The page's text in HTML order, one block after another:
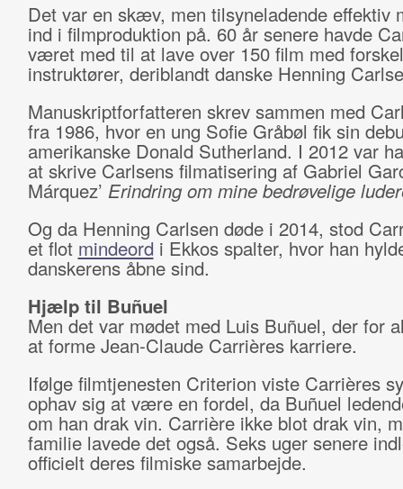
Det var en skæv, men tilsyneladende effektiv
ind i filmproduktion på. 60 år senere havde
været med til at lave over 150 film med
instruktører, deriblandt danske Henning
Manuskriptforfatteren skrev sammen med
fra 1986, hvor en ung Sofie Gråbøl fik sin
amerikanske Donald Sutherland. I 2012 var
at skrive Carlsens filmatisering af Gabriel
Márquez’ Erindring om mine bedrøvelige
Og da Henning Carlsen døde i 2014, stod
et flot mindeord i Ekkos spalter, hvor han
danskerens åbne sind.
Hjælp til Buñuel
Men det var mødet med Luis Buñuel, der for
at forme Jean-Claude Carrières karriere.
Ifølge filmtjenesten Criterion viste Carrières
ophav sig at være en fordel, da Buñuel
om han drak vin. Carrière ikke blot drak vin,
familie lavede det også. Seks uger senere
officielt deres filmiske samarbejde.